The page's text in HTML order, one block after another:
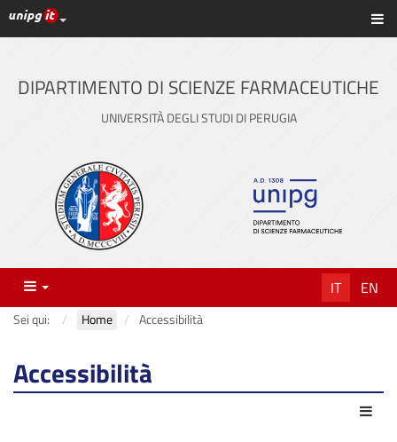
Vai
al
principale
Link ai principali servizi web di Ateneo
DIPARTIMENTO DI SCIENZE FARMACEUTICHE
UNIVERSITÀ DEGLI STUDI DI PERUGIA
Menu IT EN
Sei qui: Home Accessibilità
Accessibilità